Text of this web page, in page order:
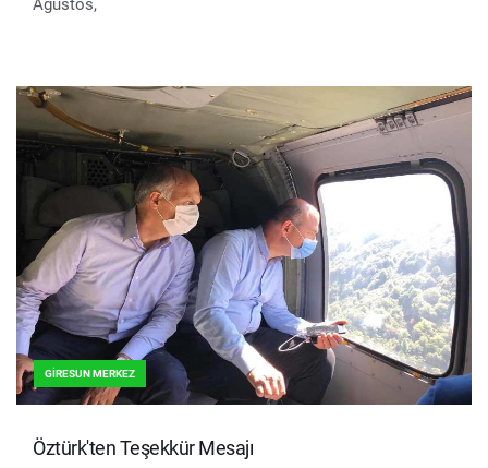
Ağustos,
GIRESUN MERKEZ
Öztürk'ten Teşekkür Mesajı